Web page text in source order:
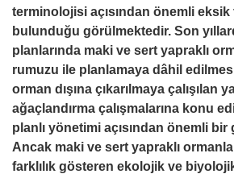
terminolojisi açısından önemli eksik
bulunduğu görülmektedir. Son
planlarında maki ve sert yapraklı
rumuzu ile planlamaya dâhil
orman dışına çıkarılmaya çalışılan
ağaçlandırma çalışmalarına konu
planlı yönetimi açısından önemli
Ancak maki ve sert yapraklı
farklılık gösteren ekolojik ve